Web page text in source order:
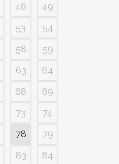
48
49
53
54
58
59
63
64
68
69
73
74
78
79
83
84